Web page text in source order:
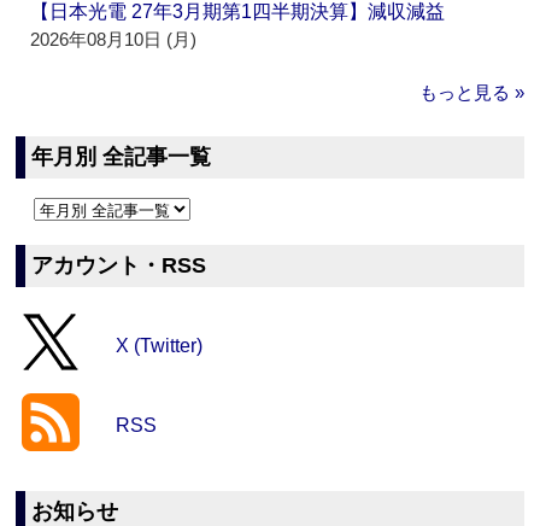
【日本光電 27年3月期第1四半期決算】減収減益
2026年08月10日 (月)
もっと見る »
年月別 全記事一覧
アカウント・RSS
X (Twitter)
RSS
お知らせ